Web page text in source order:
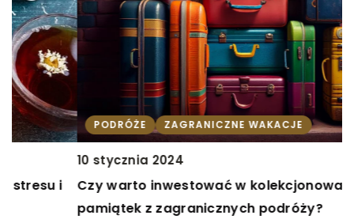
PODRÓŻE ZAGRANICZNE WAKACJE
10 stycznia 2024
Czy warto inwestować w kolekcjonowanie
pamiątek z zagranicznych podróży?